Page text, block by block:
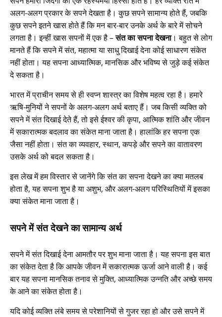
अलग-अलग प्रकार के सपने देखता है। कुछ सपने सामान्य होते हैं, जबकि
कुछ सपने इतने खास होते हैं कि मन बार-बार उनके अर्थ के बारे में सोचने
लगता है। इन्हीं खास सपनों में एक है –संत का सपना देखना। बहुत से लोग
मानते हैं कि सपने में संत, महात्मा या साधु दिखाई देना कोई साधारण संकेत
नहीं होता। यह सपना आध्यात्मिक, मानसिक और भविष्य से जुड़े कई संकेत
दे सकता है।
भारत में प्राचीन समय से ही स्वप्न शास्त्र का विशेष महत्व रहा है। हमारे
ऋषि-मुनियों ने सपनों के अलग-अलग अर्थ बताए हैं। जब किसी व्यक्ति को
सपने में संत दिखाई देते हैं, तो इसे ईश्वर की कृपा, आत्मिक शांति और जीवन
में सकारात्मक बदलाव का संकेत माना जाता है। हालांकि हर सपना एक
जैसा नहीं होता। संत का व्यवहार, स्थान, कपड़े और सपने का वातावरण
उसके अर्थ को बदल सकता है।
इस लेख में हम विस्तार से जानेंगे कि संत का सपना देखने का क्या मतलब
होता है, यह सपना शुभ है या अशुभ, और अलग-अलग परिस्थितियों में इसका
क्या संकेत माना जाता है।
सपने में संत देखने का सामान्य अर्थ
सपने में संत दिखाई देना आमतौर पर शुभ माना जाता है। यह सपना इस बात
का संकेत देता है कि आपके जीवन में सकारात्मक ऊर्जा आने वाली है। कई
बार यह सपना मानसिक तनाव से मुक्ति, आध्यात्मिक उन्नति और अच्छे समय
के आने का संकेत होता है।
यदि कोई व्यक्ति लंबे समय से परेशानियों से गुजर रहा हो और उसे सपने में